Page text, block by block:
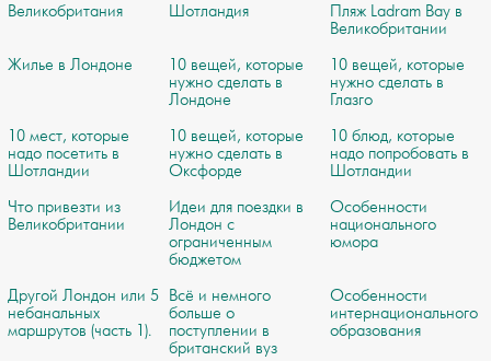
Великобритания Шотландия
Пляж Ladram Bay в
Великобритании
Жилье в Лондоне
10 вещей, которые
нужно сделать в
Лондоне
10 вещей, которые
нужно сделать в
Глазго
10 мест, которые
надо посетить в
Шотландии
10 вещей, которые
нужно сделать в
Оксфорде
10 блюд, которые
надо попробовать в
Шотландии
Что привезти из
Великобритании
Идеи для поездки в
Лондон с
ограниченным
бюджетом
Особенности
национального
юмора
Другой Лондон или 5
небанальных
маршрутов (часть 1).
Всё и немного
больше о
поступлении в
британский вуз
Особенности
интернационального
образования